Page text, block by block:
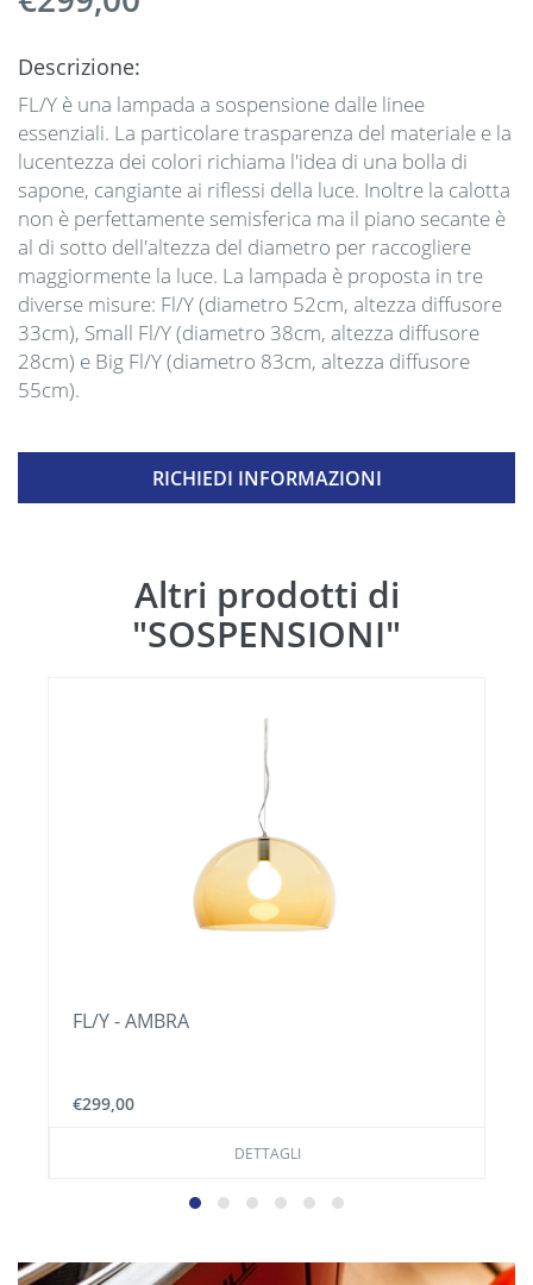
Descrizione:
FL/Y è una lampada a sospensione dalle linee
essenziali. La particolare trasparenza del materiale e la
lucentezza dei colori richiama l'idea di una bolla di
sapone, cangiante ai riflessi della luce. Inoltre la calotta
non è perfettamente semisferica ma il piano secante è
al di sotto dell'altezza del diametro per raccogliere
maggiormente la luce. La lampada è proposta in tre
diverse misure: Fl/Y (diametro 52cm, altezza diffusore
33cm), Small Fl/Y (diametro 38cm, altezza diffusore
28cm) e Big Fl/Y (diametro 83cm, altezza diffusore
55cm).
RICHIEDI INFORMAZIONI
Altri prodotti di
"SOSPENSIONI"
FL/Y - AMBRA
€299,00
DETTAGLI